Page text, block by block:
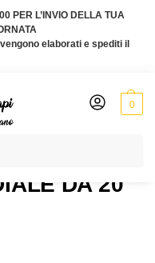
PER L’INVIO DELLA TUA
elaborati e spediti il
0
20 favi Giordan”
DA 20